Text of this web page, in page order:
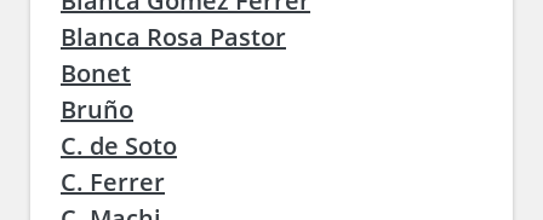
Blanca Rosa Pastor
Bonet
Bruño
C. de Soto
C. Ferrer